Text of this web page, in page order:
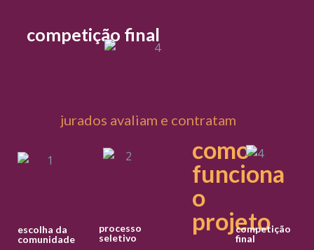
competição final
jurados avaliam e contratam
escolha da
comunidade
processo
seletivo
como
funciona
o
projeto
competição
final